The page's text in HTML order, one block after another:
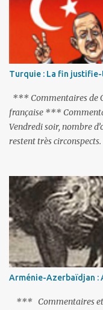
Turquie : La fin justifie-
*** Commentaires de
française ***
Vendredi soir, nombre
restent très
actions menées par le
réalisation du putsch
Arménie-Azerbaïdjan :
*** Commentaires et